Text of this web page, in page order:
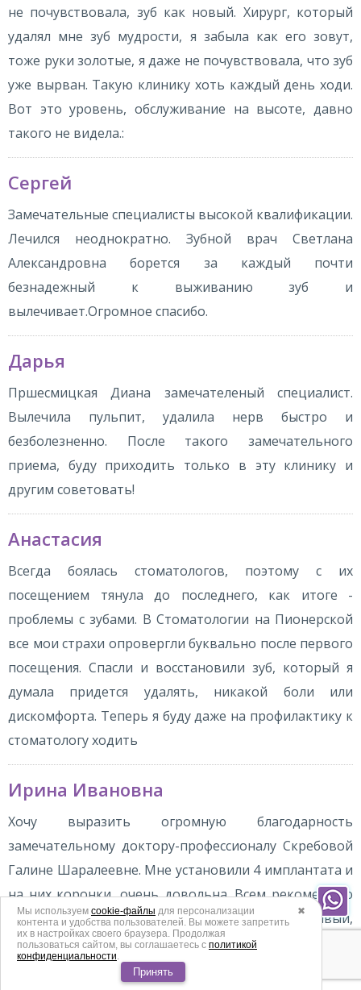
не почувствовала, зуб как новый. Хирург, который
удалял мне зуб мудрости, я забыла как его зовут,
тоже руки золотые, я даже не почувствовала, что зуб
уже вырван. Такую клинику хоть каждый день ходи.
Вот это уровень, обслуживание на высоте, давно
такого не видела.:
Сергей
Замечательные специалисты высокой квалификации.
Лечился неоднократно. Зубной врач Светлана
Александровна борется за каждый почти
безнадежный к выживанию зуб и
вылечивает.Огромное спасибо.
Дарья
Пршесмицкая Диана замечателеный специалист.
Вылечила пульпит, удалила нерв быстро и
безболезненно. После такого замечательного
приема, буду приходить только в эту клинику и
другим советовать!
Анастасия
Всегда боялась стоматологов, поэтому с их
посещением тянула до последнего, как итоге -
проблемы с зубами. В Стоматологии на Пионерской
все мои страхи опровергли буквально после первого
посещения. Спасли и восстановили зуб, который я
думала придется удалять, никакой боли или
дискомфорта. Теперь я буду даже на профилактику к
стоматологу ходить
Ирина Ивановна
Хочу выразить огромную благодарность
замечательному доктору-профессионалу Скребовой
Галине Шаралеевне. Мне установили 4 имплантата и
на них коронки, очень довольна. Всем рекомендую
эту клинику – вежливый,
высококвалифицированный персонал, прекрасное
медицинское оборудование, чистота и уют.
✖
Мы используем cookie-файлы для персонализации
контента и удобства пользователей. Вы можете запретить
их в настройках своего браузера. Продолжая
пользоваться сайтом, вы соглашаетесь с политикой
конфиденциальности.
Принять